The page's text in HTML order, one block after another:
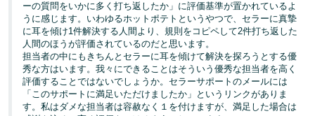
ーの質問をいかに多く打ち返したか」に評価基準が置かれているよ
うに感じます。いわゆるホットポテトというやつで、セラーに真摯
に耳を傾け1件解決する人間より、規則をコピペして2件打ち返した
人間のほうが評価されているのだと思います。
担当者の中にもきちんとセラーに耳を傾けて解決を探ろうとする優
秀な方はいます。我々にできることはそういう優秀な担当者を高く
評価することではないでしょうか。セラーサポートのメールには
「このサポートに満足いただけましたか」というリンクがありま
す。私はダメな担当者は容赦なく１を付けますが、満足した場合は